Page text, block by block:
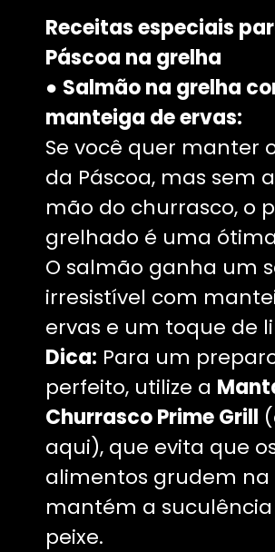
Receitas especiais
Páscoa na grelha
● Salmão na grelha
manteiga de ervas:
Se você quer manter
da Páscoa, mas sem
mão do churrasco, o
grelhado é uma
O salmão ganha um
irresistível com
ervas e um toque de
Dica: Para um
perfeito, utilize a
Churrasco Prime Grill
aqui), que evita que
alimentos grudem na
mantém a
peixe.